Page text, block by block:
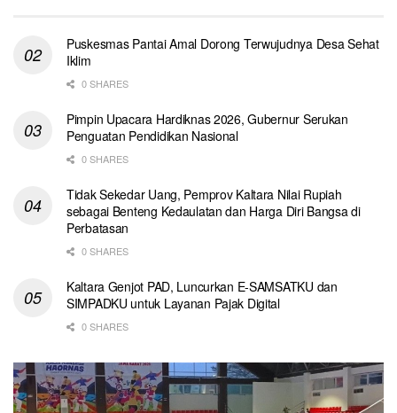
Puskesmas Pantai Amal Dorong Terwujudnya Desa Sehat
Iklim
0 SHARES
Pimpin Upacara Hardiknas 2026, Gubernur Serukan
Penguatan Pendidikan Nasional
0 SHARES
Tidak Sekedar Uang, Pemprov Kaltara Nilai Rupiah
sebagai Benteng Kedaulatan dan Harga Diri Bangsa di
Perbatasan
0 SHARES
Kaltara Genjot PAD, Luncurkan E-SAMSATKU dan
SIMPADKU untuk Layanan Pajak Digital
0 SHARES